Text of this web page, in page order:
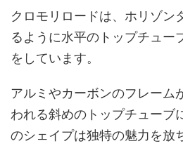
クロモリロードは、ホリゾン
るように水平のトップチュー
をしています。
アルミやカーボンのフレーム
われる斜めのトップチューブ
のシェイプは独特の魅力を放